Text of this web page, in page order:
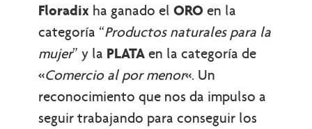
Floradix ha ganado el OROen la
categoría “Productos naturales para la
mujer” y la PLATAen la categoría de
«Comercio al por menor«. Un
reconocimiento que nos da impulso a
seguir trabajando para conseguir los